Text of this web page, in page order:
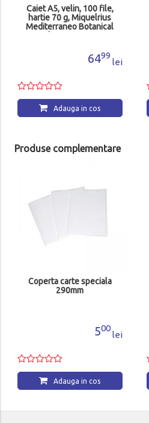
Caiet A5, velin, 100 file,
hartie 70 g, Miquelrius
Mediterraneo Botanical
6499
lei
Adauga in cos
Produse complementare
Coperta carte speciala
290mm
500
lei
Adauga in cos